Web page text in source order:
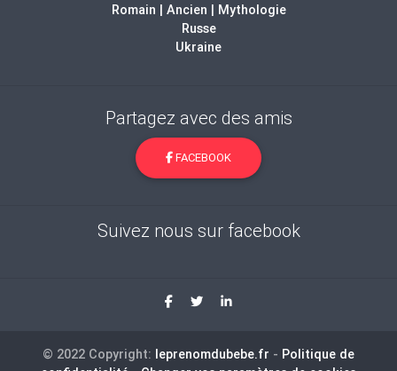
Romain | Ancien | Mythologie
Russe
Ukraine
Partagez avec des amis
FACEBOOK
Suivez nous sur facebook
© 2022 Copyright: leprenomdubebe.fr - Politique de